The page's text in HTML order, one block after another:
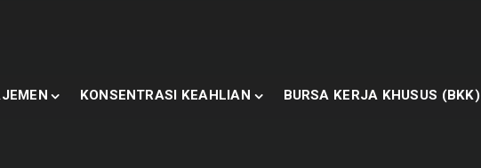
KONSENTRASI KEAHLIAN BURSA KERJA KHUSUS (BKK)